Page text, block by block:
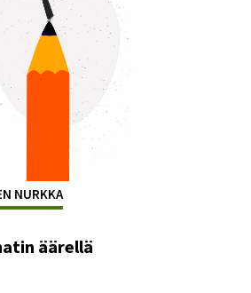
NURKKA
äärellä